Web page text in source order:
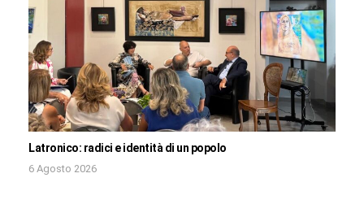
Latronico: radici e identità di un popolo
6 Agosto 2026